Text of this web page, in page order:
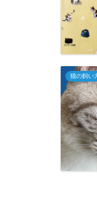
猫の飼い